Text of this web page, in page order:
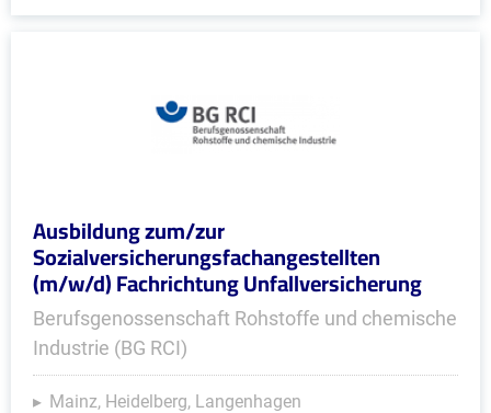
Ausbildung zum/zur
Sozialversicherungsfachangestellten
(m/w/d) Fachrichtung Unfallversicherung
Berufsgenossenschaft Rohstoffe und chemische
Industrie (BG RCI)
Mainz, Heidelberg, Langenhagen